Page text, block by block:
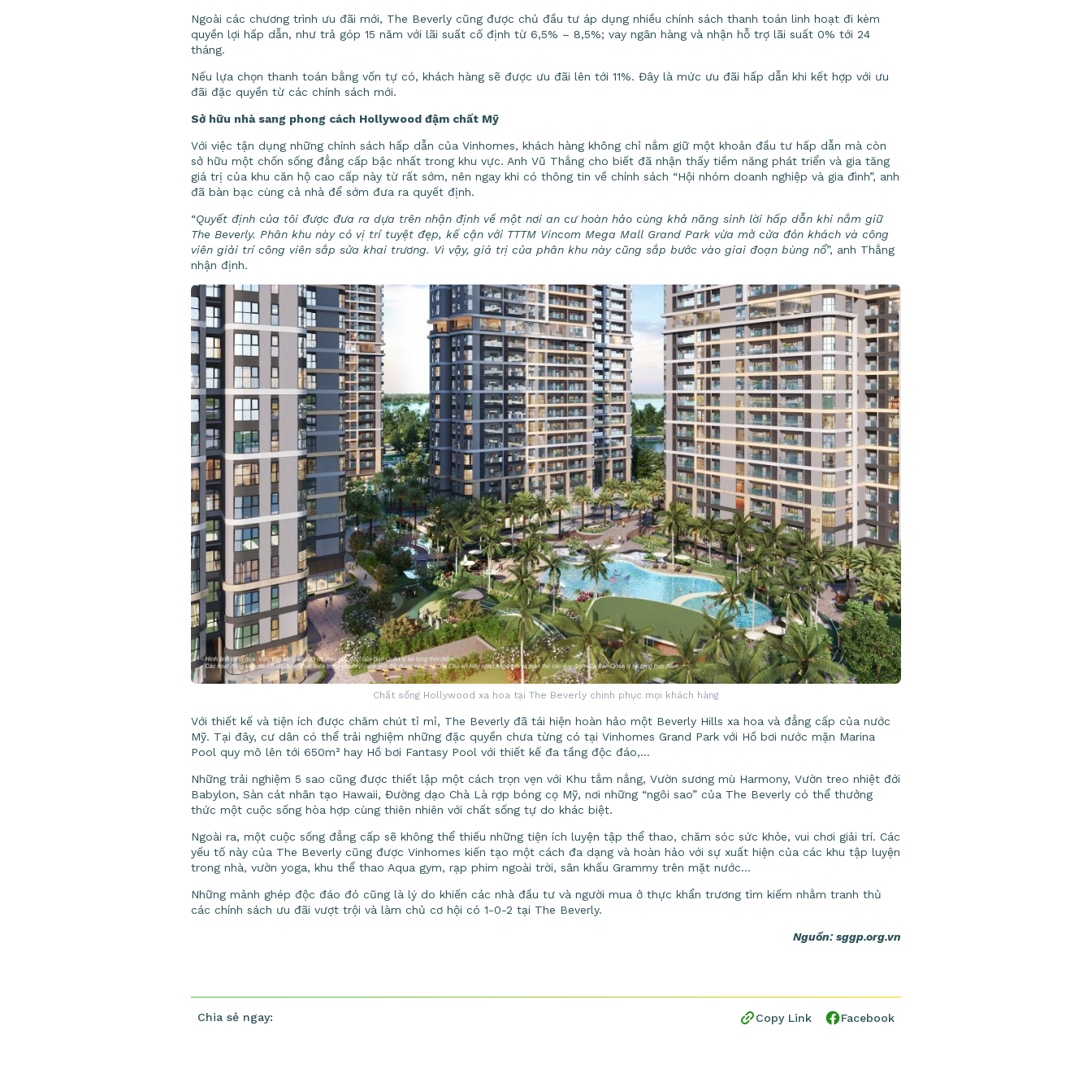
Ngoài các chương trình ưu đãi mới, The Beverly cũng được chủ đầu tư áp dụng nhiều chính sách thanh toán linh hoạt đi kèm
quyền lợi hấp dẫn, như trả góp 15 năm với lãi suất cố định từ 6,5% – 8,5%; vay ngân hàng và nhận hỗ trợ lãi suất 0% tới 24
tháng.
Nếu lựa chọn thanh toán bằng vốn tự có, khách hàng sẽ được ưu đãi lên tới 11%. Đây là mức ưu đãi hấp dẫn khi kết hợp với ưu
đãi đặc quyền từ các chính sách mới.
Sở hữu nhà sang phong cách Hollywood đậm chất Mỹ
Với việc tận dụng những chính sách hấp dẫn của Vinhomes, khách hàng không chỉ nắm giữ một khoản đầu tư hấp dẫn mà còn
sở hữu một chốn sống đẳng cấp bậc nhất trong khu vực. Anh Vũ Thắng cho biết đã nhận thấy tiềm năng phát triển và gia tăng
giá trị của khu căn hộ cao cấp này từ rất sớm, nên ngay khi có thông tin về chính sách “Hội nhóm doanh nghiệp và gia đình”, anh
đã bàn bạc cùng cả nhà để sớm đưa ra quyết định.
“Quyết định của tôi được đưa ra dựa trên nhận định về một nơi an cư hoàn hảo cùng khả năng sinh lời hấp dẫn khi nắm giữ
The Beverly. Phân khu này có vị trí tuyệt đẹp, kế cận với TTTM Vincom Mega Mall Grand Park vừa mở cửa đón khách và công
viên giải trí công viên sắp sửa khai trương. Vì vậy, giá trị của phân khu này cũng sắp bước vào giai đoạn bùng nổ”, anh Thắng
nhận định.
Chất sống Hollywood xa hoa tại The Beverly chinh phục mọi khách hàng
Với thiết kế và tiện ích được chăm chút tỉ mỉ, The Beverly đã tái hiện hoàn hảo một Beverly Hills xa hoa và đẳng cấp của nước
Mỹ. Tại đây, cư dân có thể trải nghiệm những đặc quyền chưa từng có tại Vinhomes Grand Park với Hồ bơi nước mặn Marina
Pool quy mô lên tới 650m² hay Hồ bơi Fantasy Pool với thiết kế đa tầng độc đáo,…
Những trải nghiệm 5 sao cũng được thiết lập một cách trọn vẹn với Khu tắm nắng, Vườn sương mù Harmony, Vườn treo nhiệt đới
Babylon, Sàn cát nhân tạo Hawaii, Đường dạo Chà Là rợp bóng cọ Mỹ, nơi những “ngôi sao” của The Beverly có thể thưởng
thức một cuộc sống hòa hợp cùng thiên nhiên với chất sống tự do khác biệt.
Ngoài ra, một cuộc sống đẳng cấp sẽ không thể thiếu những tiện ích luyện tập thể thao, chăm sóc sức khỏe, vui chơi giải trí. Các
yếu tố này của The Beverly cũng được Vinhomes kiến tạo một cách đa dạng và hoàn hảo với sự xuất hiện của các khu tập luyện
trong nhà, vườn yoga, khu thể thao Aqua gym, rạp phim ngoài trời, sân khấu Grammy trên mặt nước…
Những mảnh ghép độc đáo đó cũng là lý do khiến các nhà đầu tư và người mua ở thực khẩn trương tìm kiếm nhằm tranh thủ
các chính sách ưu đãi vượt trội và làm chủ cơ hội có 1-0-2 tại The Beverly.
Nguồn: sggp.org.vn
Chia sẻ ngay: Copy Link Facebook